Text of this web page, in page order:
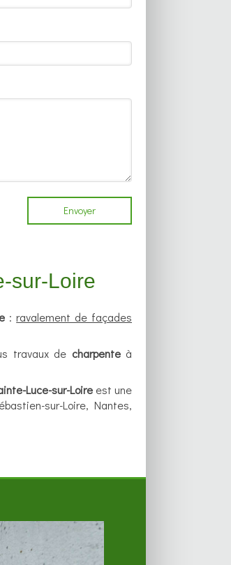
Envoyer
sur-Loire
:ravalement de façades
travaux de charpenteà
Luce-sur-Loireest une
sur-Loire, Nantes,